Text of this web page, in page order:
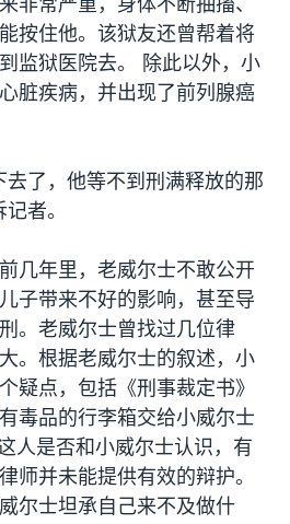
非常严重，身体不断抽搐、
按住他。该狱友还曾帮着将
监狱医院去。 除此以外，小
脏疾病，并出现了前列腺癌
去了，他等不到刑满释放的那
者。
几年里，老威尔士不敢公开
子带来不好的影响，甚至导
。老威尔士曾找过几位律
。根据老威尔士的叙述，小
疑点，包括《刑事裁定书》
毒品的行李箱交给小威尔士
人是否和小威尔士认识，有
师并未能提供有效的辩护。
尔士坦承自己来不及做什